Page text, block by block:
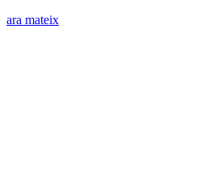
ara mateix